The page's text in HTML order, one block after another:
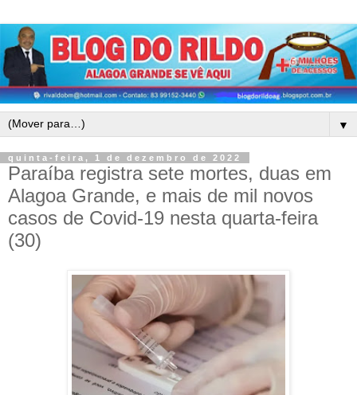
▼
quinta-feira, 1 de dezembro de 2022
Paraíba registra sete mortes, duas em
Alagoa Grande, e mais de mil novos
casos de Covid-19 nesta quarta-feira
(30)